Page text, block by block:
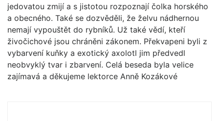
jedovatou zmijí a s jistotou rozpoznají čolka horského
a obecného. Také se dozvěděli, že želvu nádhernou
nemají vypouštět do rybníků. Už také vědí, kteří
živočichové jsou chráněni zákonem. Překvapeni byli z
vybarvení kuňky a exotický axolotl jim předvedl
neobvyklý tvar i zbarvení. Celá beseda byla velice
zajímavá a děkujeme lektorce Anně Kozákové